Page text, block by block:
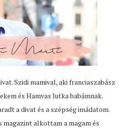
Szidi mamival, aki franciaszabász
és Hamvas Jutka babámnak.
a divat és a szépség imádatom.
alkottam a magam és